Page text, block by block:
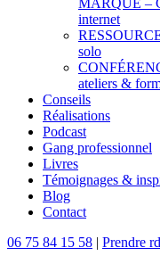
MARQUE –
internet
solo
ateliers &
Conseils
Réalisations
Podcast
Gang professionnel
Livres
Témoignages &
Blog
Contact
06 75 84 15 58 | Prendre